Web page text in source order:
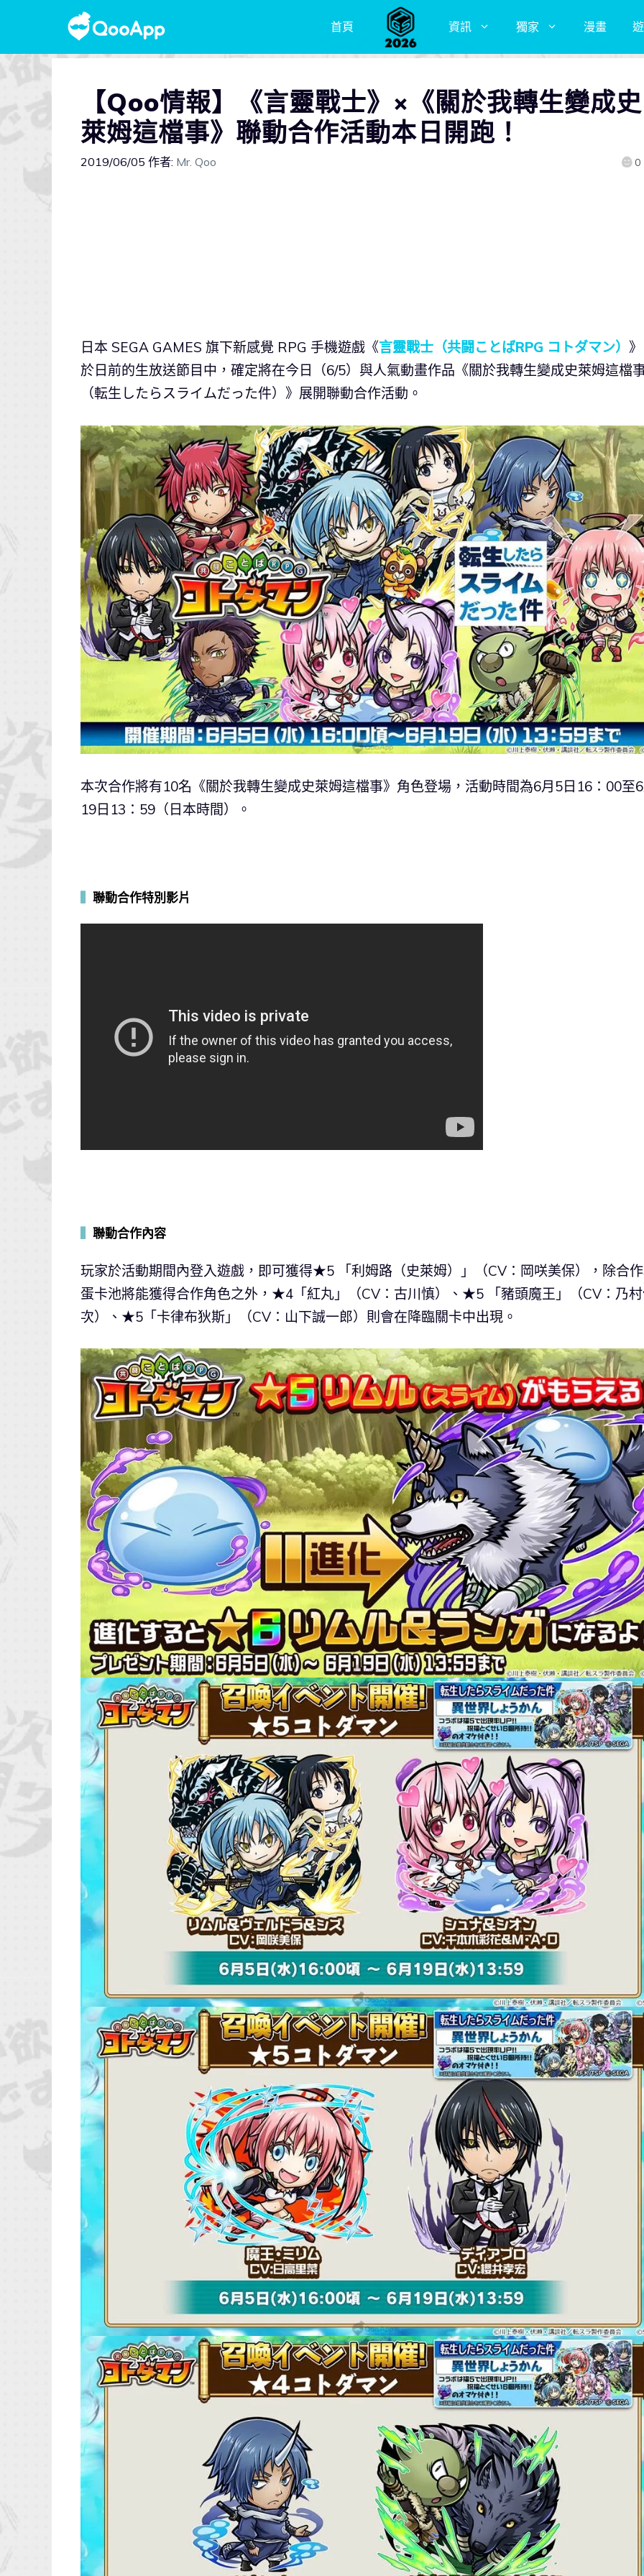
首頁 資訊 獨家 漫畫
【Qoo情報】《言靈戰士》×《關於我轉生變成史
萊姆這檔事》聯動合作活動本日開跑！
2019/06/05 作者: Mr. Qoo 0
日本 SEGA GAMES 旗下新感覺 RPG 手機遊戲《言靈戰士（共闘ことばRPG コトダマン）
於日前的生放送節目中，確定將在今日（6/5）與人氣動畫作品《關於我轉生變成史萊姆這檔
（転生したらスライムだった件）》展開聯動合作活動。
本次合作將有10名《關於我轉生變成史萊姆這檔事》角色登場，活動時間為6月5日16：00至
19日13：59（日本時間）。
聯動合作特別影片
聯動合作內容
玩家於活動期間內登入遊戲，即可獲得★5 「利姆路（史萊姆）」（CV：岡咲美保），除合
蛋卡池將能獲得合作角色之外，★4「紅丸」（CV：古川慎）、★5 「豬頭魔王」（CV：乃
次）、★5「卡律布狄斯」（CV：山下誠一郎）則會在降臨關卡中出現。